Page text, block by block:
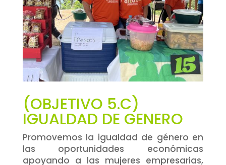
(OBJETIVO 5.C)
IGUALDAD DE GENERO
Promovemos la igualdad de género en
las oportunidades económicas
apoyando a las mujeres empresarias,